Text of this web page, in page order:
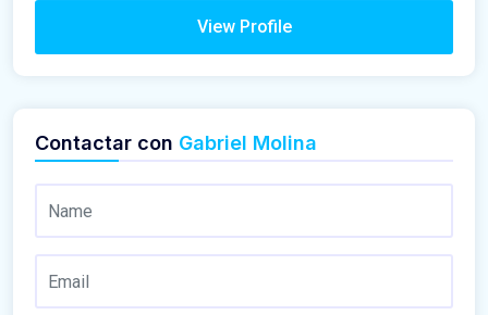
View Profile
Contactar con Gabriel Molina